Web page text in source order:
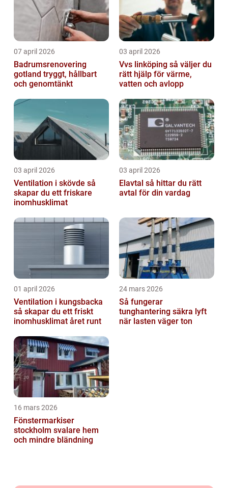
07 april 2026
Badrumsrenovering
gotland tryggt, hållbart
och genomtänkt
03 april 2026
Vvs linköping så väljer du
rätt hjälp för värme,
vatten och avlopp
03 april 2026
Ventilation i skövde så
skapar du ett friskare
inomhusklimat
03 april 2026
Elavtal så hittar du rätt
avtal för din vardag
01 april 2026
Ventilation i kungsbacka
så skapar du ett friskt
inomhusklimat året runt
24 mars 2026
Så fungerar
tunghantering säkra lyft
när lasten väger ton
16 mars 2026
Fönstermarkiser
stockholm svalare hem
och mindre bländning